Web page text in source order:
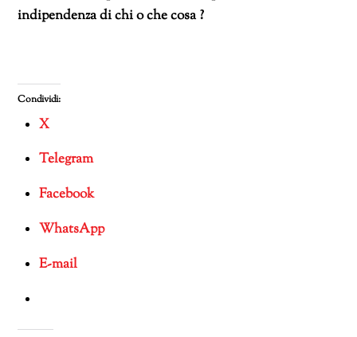
indipendenza di chi o che cosa ?
Condividi:
X
Telegram
Facebook
WhatsApp
E-mail